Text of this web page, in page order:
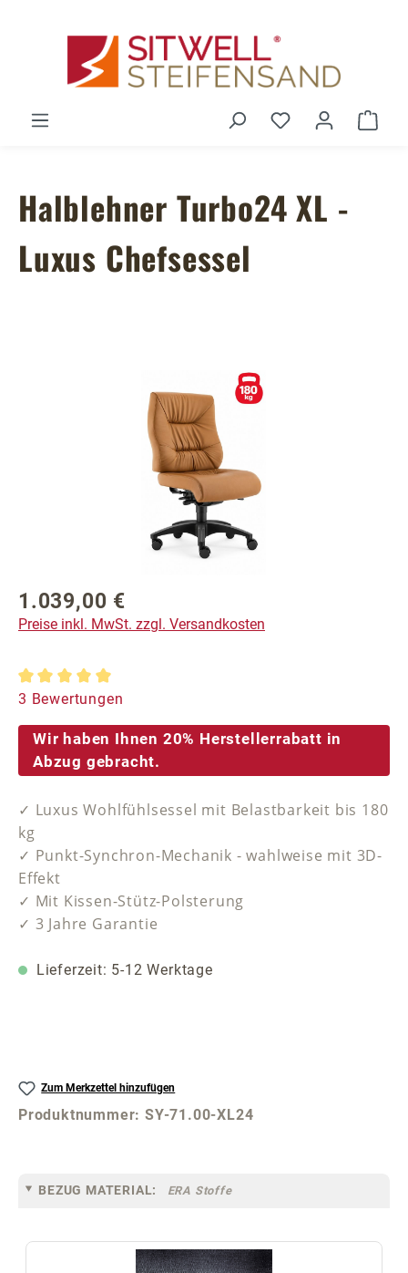
Du hast 0
Halblehner Turbo24 XL -
Luxus Chefsessel
Regulärer Preis:
1.039,00 €
Preise inkl. MwSt. zzgl. Versandkosten
Durchschnittliche Bewertung von 5 von 5 Sternen
3 Bewertungen
Wir haben Ihnen 20% Herstellerrabatt in
Abzug gebracht.
✓ Luxus Wohlfühlsessel mit Belastbarkeit bis 180
kg
✓ Punkt-Synchron-Mechanik - wahlweise mit 3D-
Effekt
✓ Mit Kissen-Stütz-Polsterung
✓ 3 Jahre Garantie
Lieferzeit: 5-12 Werktage
Zum Merkzettel hinzufügen
Produktnummer:SY-71.00-XL24
BEZUG MATERIAL: ERA Stoffe